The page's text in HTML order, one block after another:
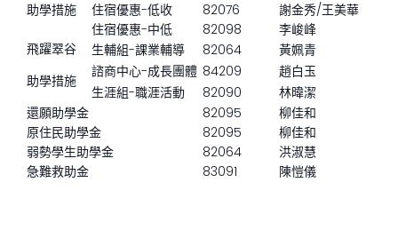
助學措施
住宿優惠-低收
82076
謝金秀/王美華
住宿優惠-中低
82098
李峻峰
飛躍翠谷
助學措施
生輔組-課業輔導 82064
黃姵青
諮商中心-成長團體 84209
趙白玉
生涯組-職涯活動
82090
林暐潔
還願助學金
82095
柳佳和
原住民助學金
82095
柳佳和
弱勢學生助學金
82064
洪淑慧
急難救助金
83091 陳愷儀